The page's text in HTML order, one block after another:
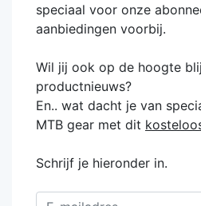
speciaal voor onze
aanbiedingen voorbij.
Wil jij ook op de hoogte
productnieuws?
En.. wat dacht je van
MTB gear met dit
Schrijf je hieronder in.